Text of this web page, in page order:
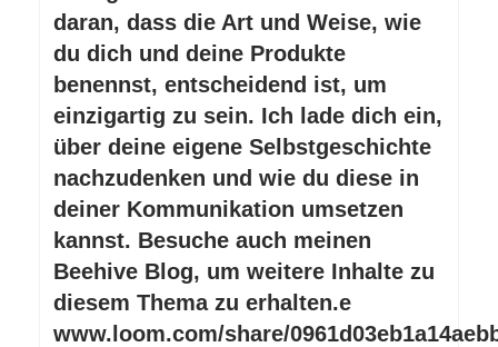
daran, dass die Art und Weise, wie
du dich und deine Produkte
benennst, entscheidend ist, um
einzigartig zu sein. Ich lade dich ein,
über deine eigene Selbstgeschichte
nachzudenken und wie du diese in
deiner Kommunikation umsetzen
kannst. Besuche auch meinen
Beehive Blog, um weitere Inhalte zu
diesem Thema zu erhalten.e
www.loom.com/share/